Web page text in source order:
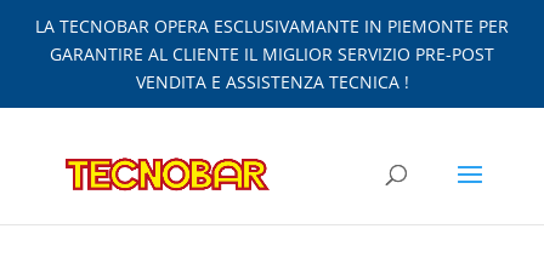
LA TECNOBAR OPERA ESCLUSIVAMANTE IN PIEMONTE PER
GARANTIRE AL CLIENTE IL MIGLIOR SERVIZIO PRE-POST
VENDITA E ASSISTENZA TECNICA !